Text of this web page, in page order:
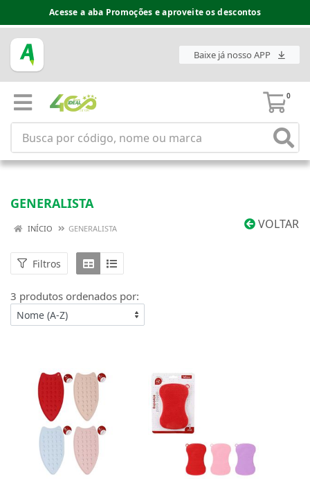
Acesse a aba Promoções e aproveite os descontos
Baixe já nosso APP
0
GENERALISTA
VOLTAR
INÍCIO GENERALISTA
Filtros
3 produtos ordenados por: